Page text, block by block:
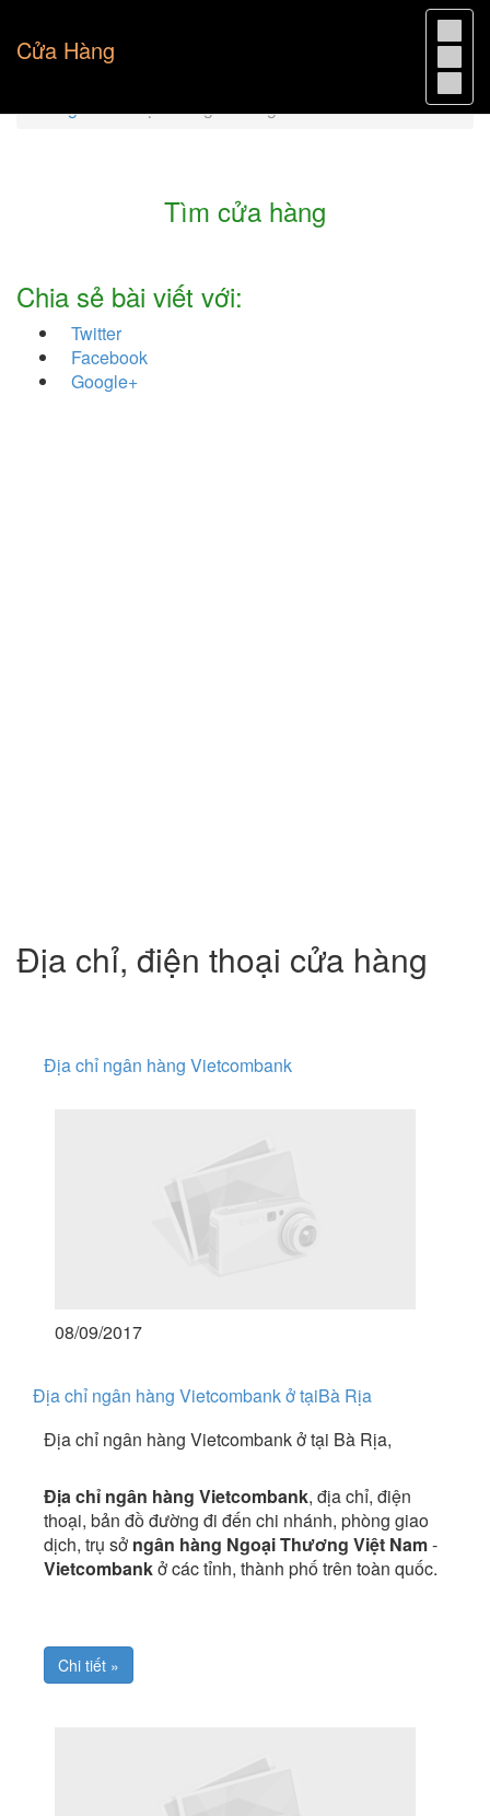
Cửa Hàng
Trang chủ Địa chỉ ngân hàng Vietcombank
Tìm cửa hàng
Chia sẻ bài viết với:
Twitter
Facebook
Google+
Địa chỉ, điện thoại cửa hàng
Địa chỉ ngân hàng Vietcombank
08/09/2017
Địa chỉ ngân hàng Vietcombank ở tạiBà Rịa
Địa chỉ ngân hàng Vietcombank ở tại Bà Rịa,
Địa chỉ ngân hàng Vietcombank, địa chỉ, điện
thoại, bản đồ đường đi đến chi nhánh, phòng giao
dịch, trụ sở ngân hàng Ngoại Thương Việt Nam-
Vietcombankở các tỉnh, thành phố trên toàn quốc.
Chi tiết »